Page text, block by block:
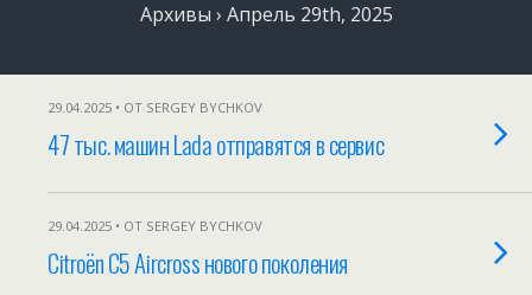
Архивы › Апрель 29th, 2025
29.04.2025 • ОТ SERGEY BYCHKOV
47 тыс. машин Lada отправятся в сервис
29.04.2025 • ОТ SERGEY BYCHKOV
Citroёn C5 Aircross нового поколения